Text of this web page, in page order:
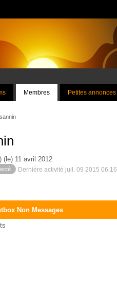
Membres Petites annonces
(le) 11 avril 2012
Dernière activité juil. 09 2015 06:16
Non Messages